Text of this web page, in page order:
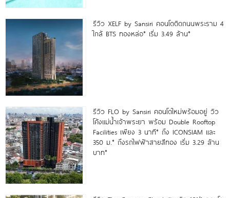
รีวิว XELF by Sansiri คอนโดติดถนนพระราม 4
ใกล้ BTS ทองหล่อ* เริ่ม 3.49 ล้าน*
รีวิว FLO by Sansiri คอนโดใหม่พร้อมอยู่ วิว
โค้งแม่น้ำเจ้าพระยา พร้อม Double Rooftop
Facilities เพียง 3 นาที* ถึง ICONSIAM และ
350 ม.* ถึงรถไฟฟ้าสายสีทอง เริ่ม 3.29 ล้าน
บาท*